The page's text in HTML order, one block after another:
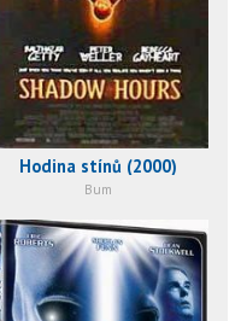
Hodina stínů (2000)
Bum